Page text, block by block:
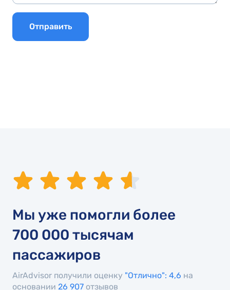
Отправить
Мы уже помогли более
700 000 тысячам
пассажиров
AirAdvisor получили оценку "Отлично": 4,6 на
основании 26 907 отзывов